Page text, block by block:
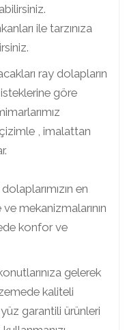
ile tarzınıza
ray dolapların
isteklerine göre
, imalattan
en
mekanizmalarının
konfor ve
gelerek
kaliteli
garantili ürünleri